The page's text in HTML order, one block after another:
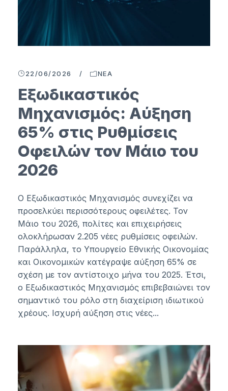
22/06/2026 / ΝΈΑ
Εξωδικαστικός
Μηχανισμός: Αύξηση
65% στις Ρυθμίσεις
Οφειλών τον Μάιο του
2026
Ο Εξωδικαστικός Μηχανισμός συνεχίζει να
προσελκύει περισσότερους οφειλέτες. Τον
Μάιο του 2026, πολίτες και επιχειρήσεις
ολοκλήρωσαν 2.205 νέες ρυθμίσεις οφειλών.
Παράλληλα, το Υπουργείο Εθνικής Οικονομίας
και Οικονομικών κατέγραψε αύξηση 65% σε
σχέση με τον αντίστοιχο μήνα του 2025. Έτσι,
ο Εξωδικαστικός Μηχανισμός επιβεβαιώνει τον
σημαντικό του ρόλο στη διαχείριση ιδιωτικού
χρέους. Ισχυρή αύξηση στις νέες...